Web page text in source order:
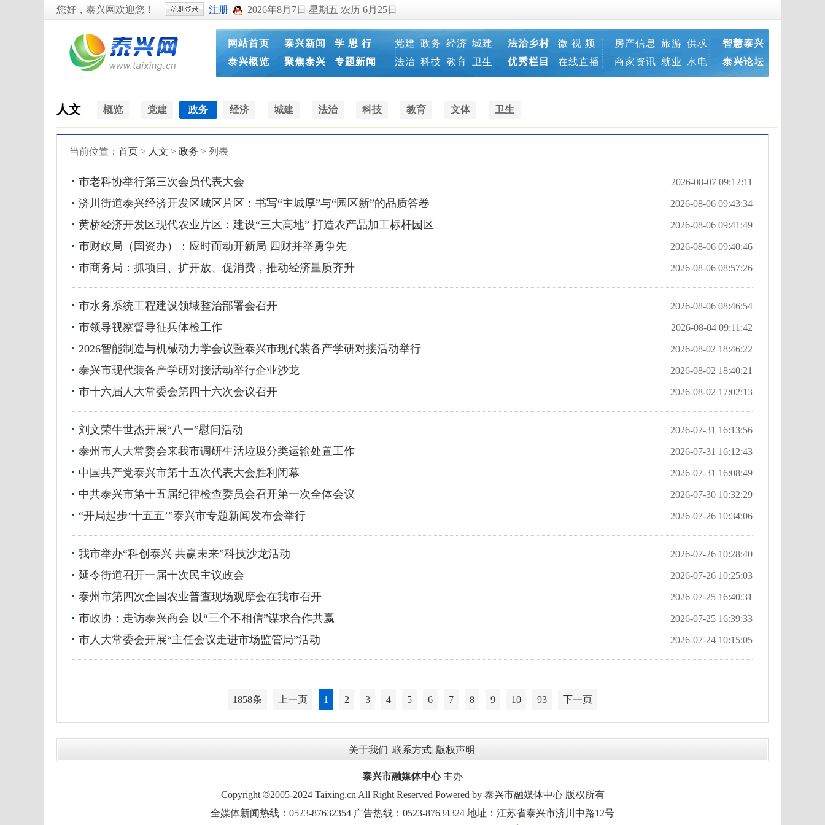
您好，泰兴网欢迎您！ 注册 2026年8月7日 星期五 农历 6月25日
网站首页
泰兴概览
泰兴新闻
学 思 行
聚焦泰兴
专题新闻
党建 政务 经济 城建
法治 科技 教育 卫生
法治乡村
微 视 频
优秀栏目
在线直播
房产信息 旅游 供求
商家资讯 就业 水电
智慧泰兴
泰兴论坛
人文 概览 党建 政务 经济 城建 法治 科技 教育 文体 卫生
当前位置： 首页 > 人文 > 政务 > 列表
2026-08-07 09:12:11
市老科协举行第三次会员代表大会
2026-08-06 09:43:34
济川街道泰兴经济开发区城区片区：书写“主城厚”与“园区新”的品质答卷
2026-08-06 09:41:49
黄桥经济开发区现代农业片区：建设“三大高地” 打造农产品加工标杆园区
2026-08-06 09:40:46
市财政局（国资办）：应时而动开新局 四财并举勇争先
2026-08-06 08:57:26
市商务局：抓项目、扩开放、促消费，推动经济量质齐升
2026-08-06 08:46:54
市水务系统工程建设领域整治部署会召开
2026-08-04 09:11:42
市领导视察督导征兵体检工作
2026-08-02 18:46:22
2026智能制造与机械动力学会议暨泰兴市现代装备产学研对接活动举行
2026-08-02 18:40:21
泰兴市现代装备产学研对接活动举行企业沙龙
2026-08-02 17:02:13
市十六届人大常委会第四十六次会议召开
2026-07-31 16:13:56
刘文荣牛世杰开展“八一”慰问活动
2026-07-31 16:12:43
泰州市人大常委会来我市调研生活垃圾分类运输处置工作
2026-07-31 16:08:49
中国共产党泰兴市第十五次代表大会胜利闭幕
2026-07-30 10:32:29
中共泰兴市第十五届纪律检查委员会召开第一次全体会议
2026-07-26 10:34:06
“开局起步‘十五五’”泰兴市专题新闻发布会举行
2026-07-26 10:28:40
我市举办“科创泰兴 共赢未来”科技沙龙活动
2026-07-26 10:25:03
延令街道召开一届十次民主议政会
2026-07-25 16:40:31
泰州市第四次全国农业普查现场观摩会在我市召开
2026-07-25 16:39:33
市政协：走访泰兴商会 以“三个不相信”谋求合作共赢
2026-07-24 10:15:05
市人大常委会开展“主任会议走进市场监管局”活动
1858条 上一页 1 2 3 4 5 6 7 8 9 10 93 下一页
关于我们 联系方式| 版权声明
泰兴市融媒体中心主办
Copyright ©2005-2024 Taixing.cn All Right Reserved Powered by 泰兴市融媒体中心 版权所有
全媒体新闻热线：0523-87632354 广告热线：0523-87634324 地址：江苏省泰兴市济川中路12号